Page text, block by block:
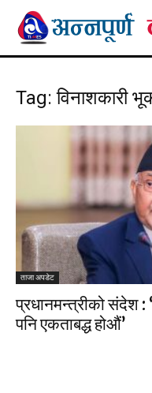
Tag: विनाशकारी
ताजा अपडेट
प्रधानमन्त्रीको संदेश
पनि एकताबद्ध होऔं’